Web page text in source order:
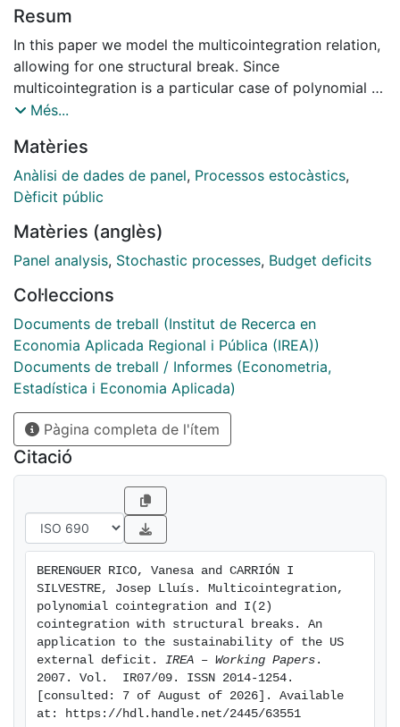
Resum
In this paper we model the multicointegration relation,
allowing for one structural break. Since
multicointegration is a particular case of polynomial or
I(2) cointegration, our proposal can also be applied in
residualbased Dickey-Fuller class of statistic that
accounts for one known or unknown structural break.
Finite sample performance of the proposed statistic is
reveals that the statistic shows good properties in
terms of empirical size and power. We complete the
sustainability of the US external deficit. Contrary to
existing evidence, the consideration of one structural
break leads to conclude in favour of the sustainability
of the US external deficit.
Més...
Matèries
Anàlisi de dades de panel, Processos estocàstics,
Dèficit públic
Matèries (anglès)
Panel analysis, Stochastic processes, Budget deficits
Col·leccions
Documents de treball (Institut de Recerca en
Economia Aplicada Regional i Pública (IREA))
Documents de treball / Informes (Econometria,
Estadística i Economia Aplicada)
Pàgina completa de l'ítem
Citació
BERENGUER RICO, Vanesa and CARRIÓN I
SILVESTRE, Josep Lluís. Multicointegration,
polynomial cointegration and I(2)
cointegration with structural breaks. An
application to the sustainability of the US
external deficit. IREA – Working Papers .
2007. Vol.  IR07/09. ISSN 2014-1254.
[consulted: 7 of August of 2026]. Available
at: https://hdl.handle.net/2445/63551